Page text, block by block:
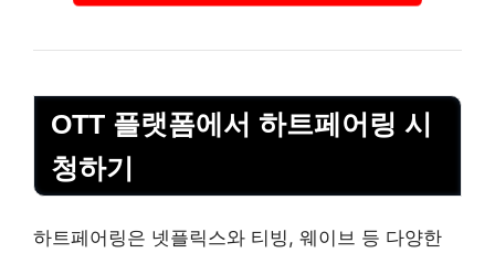
OTT 플랫폼에서 하트페어링 시
청하기
하트페어링은 넷플릭스와 티빙, 웨이브 등 다양한